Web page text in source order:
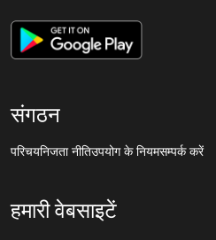
संगठन
परिचयनिजता नीतिउपयोग के नियमसम्पर्क करें
हमारी वेबसाइटें